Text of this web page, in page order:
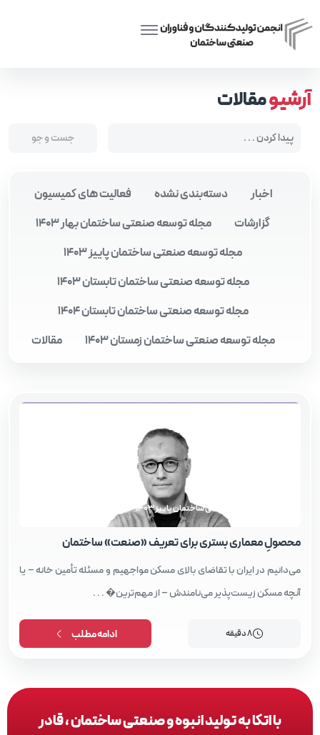
آرشیومقالات
اخبار دسته‌بندی نشده
فعالیت های کمیسیون
گزارشات
مجله توسعه صنعتی ساختمان بهار 1403
مجله توسعه صنعتی ساختمان پاییز 1403
مجله توسعه صنعتی ساختمان تابستان 1403
مجله توسعه صنعتی ساختمان تابستان 1404
مجله توسعه صنعتی ساختمان زمستان 1403
مقالات
مجله توسعه صنعتی ساختمان پاییز 1403
محصولِ معماری بستری برای تعریف «صنعت» ساختمان
می‌دانیم در ایران با تقاضای بالای مسکن مواجهیم و مسئله تأمین خانه – یا
آنچه مسکن زیست‌پذیر می‌نامندش – از مهم‌ترین� . . .
8 دقیقه ادامه مطلب
با اتکا به تولید انبوه و صنعتی ساختمان ، قادر